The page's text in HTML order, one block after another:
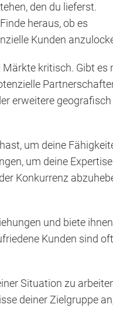
den du lieferst.
heraus, ob es
Kunden
kritisch. Gibt es
erweitere geografisch
um deine
um deine
Konkurrenz
und biete ihnen
Kunden sind oft
Situation zu
deiner Zielgruppe